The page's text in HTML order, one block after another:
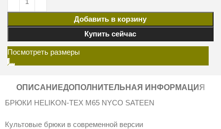
Добавить в корзину
Купить сейчас
Посмотреть размеры
ОПИСАНИЕДОПОЛНИТЕЛЬНАЯ ИНФОРМАЦИЯ
БРЮКИ HELIKON-TEX M65 NYCO SATEEN
Культовые брюки в современной версии